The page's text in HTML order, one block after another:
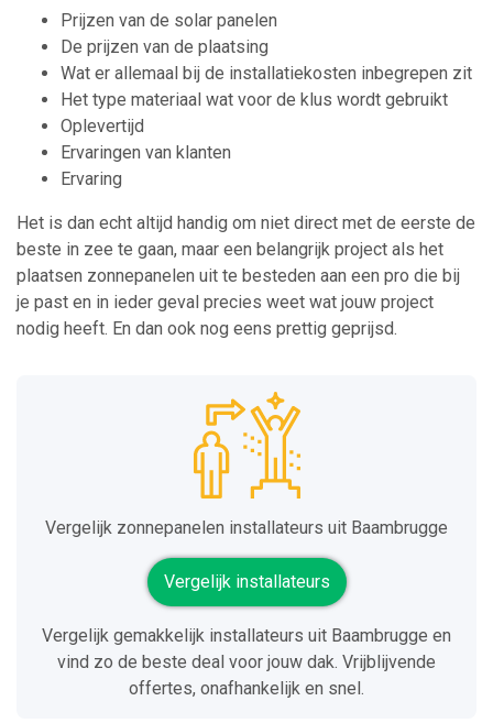
Prijzen van de solar panelen
De prijzen van de plaatsing
Wat er allemaal bij de installatiekosten inbegrepen zit
Het type materiaal wat voor de klus wordt gebruikt
Oplevertijd
Ervaringen van klanten
Ervaring
Het is dan echt altijd handig om niet direct met de eerste de
beste in zee te gaan, maar een belangrijk project als het
plaatsen zonnepanelen uit te besteden aan een pro die bij
je past en in ieder geval precies weet wat jouw project
nodig heeft. En dan ook nog eens prettig geprijsd.
Vergelijk zonnepanelen installateurs uit Baambrugge
Vergelijk installateurs
Vergelijk gemakkelijk installateurs uit Baambrugge en
vind zo de beste deal voor jouw dak. Vrijblijvende
offertes, onafhankelijk en snel.